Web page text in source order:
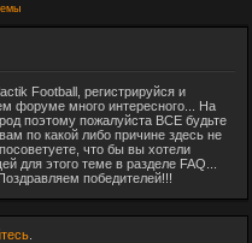
Football, регистрируйся и
форуме много интересного... На
поэтому пожалуйста ВСЕ будьте
по какой либо причине здесь не
что бы вы хотели
для этого теме в разделе FAQ...
победителей!!!
.